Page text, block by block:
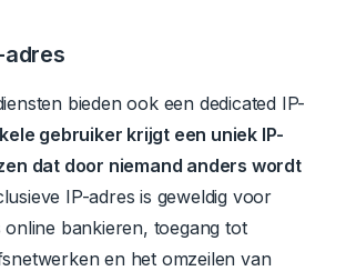
adres
bieden ook een dedicated IP-
gebruiker krijgt een uniek IP-
dat door niemand anders wordt
IP-adres is geweldig voor
online bankieren, toegang tot
en het omzeilen van